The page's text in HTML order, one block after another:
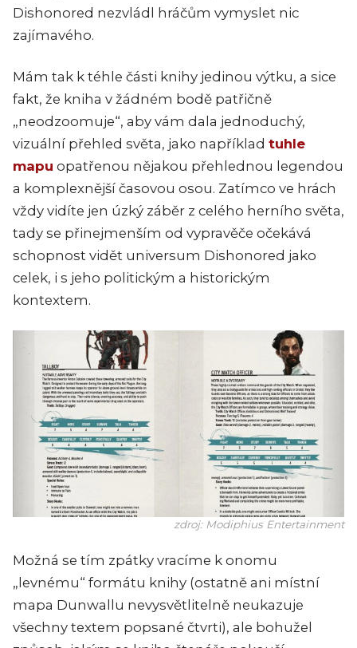
Dishonored nezvládl hráčům vymyslet nic
zajímavého.
Mám tak k téhle části knihy jedinou výtku, a sice
fakt, že kniha v žádném bodě patřičně
„neodzoomuje“, aby vám dala jednoduchý,
vizuální přehled světa, jako například tuhle
mapu opatřenou nějakou přehlednou legendou
a komplexnější časovou osou. Zatímco ve hrách
vždy vidíte jen úzký záběr z celého herního světa,
tady se přinejmenším od vypravěče očekává
schopnost vidět universum Dishonored jako
celek, i s jeho politickým a historickým
kontextem.
zdroj: Modiphius Entertainment
Možná se tím zpátky vracíme k onomu
„levnému“ formátu knihy (ostatně ani místní
mapa Dunwallu nevysvětlitelně neukazuje
všechny textem popsané čtvrti), ale bohužel